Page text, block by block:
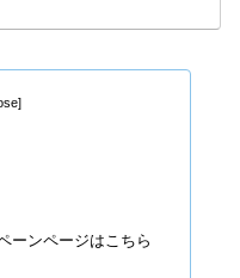
ーンページはこちら